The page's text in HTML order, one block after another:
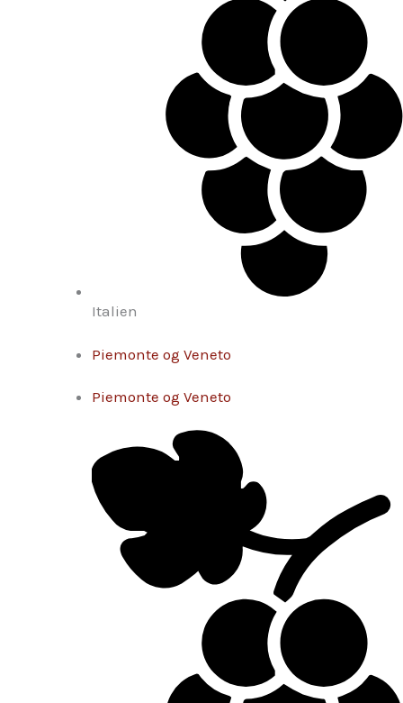
Italien
Piemonte og Veneto
Piemonte og Veneto